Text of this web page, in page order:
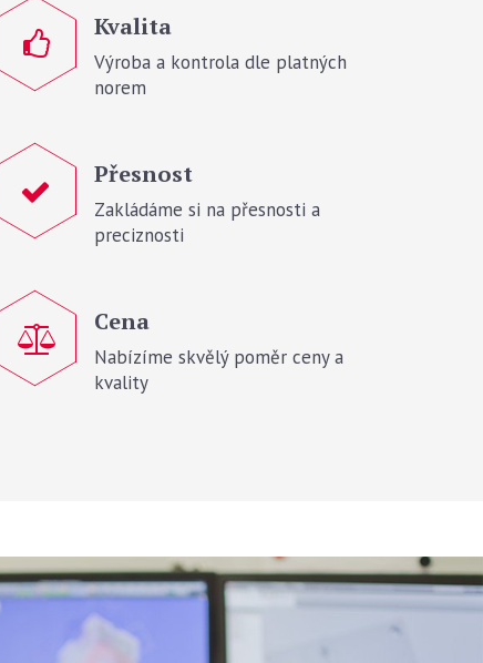
Kvalita
Výroba a kontrola dle platných
norem
Přesnost
Zakládáme si na přesnosti a
preciznosti
Cena
Nabízíme skvělý poměr ceny a
kvality